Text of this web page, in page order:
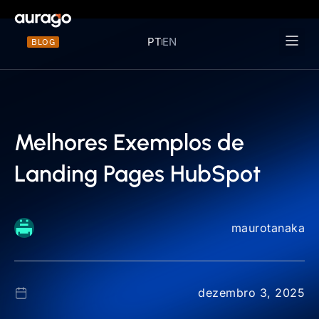
BLOG PTEN
Melhores Exemplos de
Landing Pages HubSpot
maurotanaka
dezembro 3, 2025